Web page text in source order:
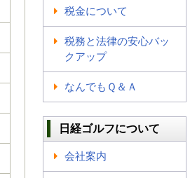
税金について
税務と法律の安心バッ
クアップ
なんでもＱ＆Ａ
日経ゴルフについて
会社案内